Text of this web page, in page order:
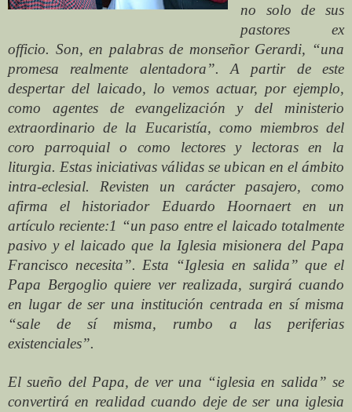
no solo de sus
pastores ex
officio. Son, en palabras de monseñor Gerardi, “una
promesa realmente alentadora”. A partir de este
despertar del laicado, lo vemos actuar, por ejemplo,
como agentes de evangelización y del ministerio
extraordinario de la Eucaristía, como miembros del
coro parroquial o como lectores y lectoras en la
liturgia. Estas iniciativas válidas se ubican en el ámbito
intra-eclesial. Revisten un carácter pasajero, como
afirma el historiador Eduardo Hoornaert en un
artículo reciente:1 “un paso entre el laicado totalmente
pasivo y el laicado que la Iglesia misionera del Papa
Francisco necesita”. Esta “Iglesia en salida” que el
Papa Bergoglio quiere ver realizada, surgirá cuando
en lugar de ser una institución centrada en sí misma
“sale de sí misma, rumbo a las periferias
existenciales”.
El sueño del Papa, de ver una “iglesia en salida” se
convertirá en realidad cuando deje de ser una iglesia